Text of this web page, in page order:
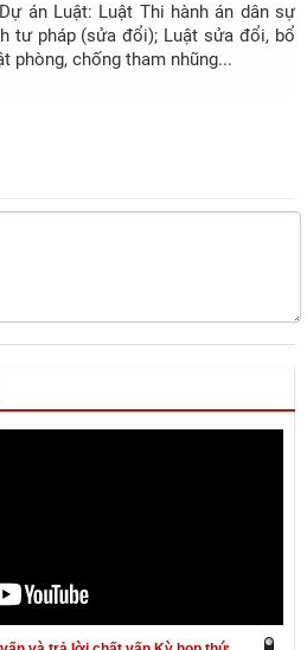
án Luật: Luật Thi hành án dân sự
tư pháp (sửa đổi); Luật sửa đổi, bổ
phòng, chống tham nhũng...